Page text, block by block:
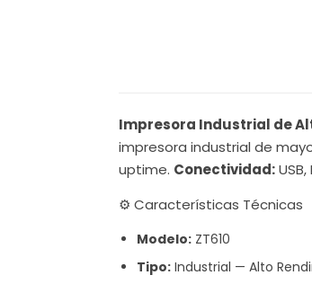
Impresora Industrial de
impresora industrial de
uptime. Conectividad:
⚙️ Características Técnicas
Modelo: ZT610
Tipo: Industrial — Alto